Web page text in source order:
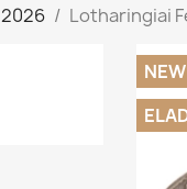
2026 Lotharingiai
NEW